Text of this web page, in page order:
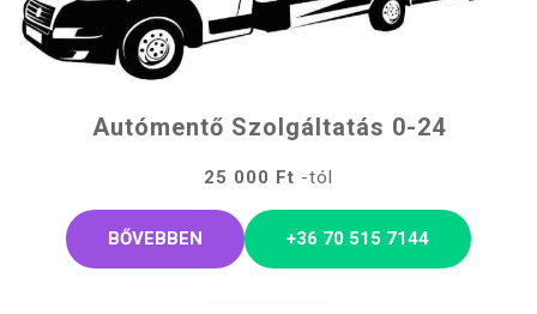
Autómentő Szolgáltatás 0-24
25 000 Ft -tól
BŐVEBBEN +36 70 515 7144